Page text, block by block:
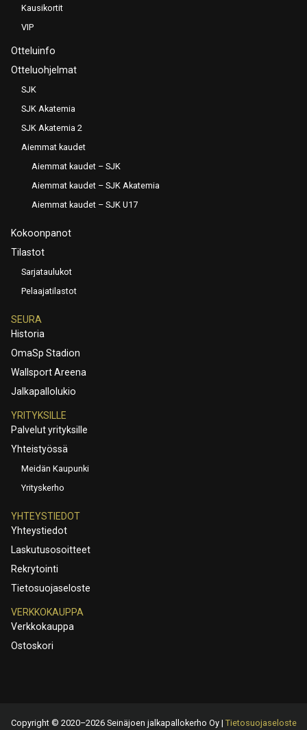
Kausikortit
VIP
Otteluinfo
Otteluohjelmat
SJK
SJK Akatemia
SJK Akatemia 2
Aiemmat kaudet
Aiemmat kaudet – SJK
Aiemmat kaudet – SJK Akatemia
Aiemmat kaudet – SJK U17
Kokoonpanot
Tilastot
Sarjataulukot
Pelaajatilastot
SEURA
Historia
OmaSp Stadion
Wallsport Areena
Jalkapallolukio
YRITYKSILLE
Palvelut yrityksille
Yhteistyössä
Meidän Kaupunki
Yrityskerho
YHTEYSTIEDOT
Yhteystiedot
Laskutusosoitteet
Rekrytointi
Tietosuojaseloste
VERKKOKAUPPA
Verkkokauppa
Ostoskori
Copyright © 2020–2026 Seinäjoen jalkapallokerho Oy | Tietosuojaseloste